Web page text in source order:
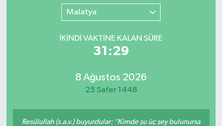
Malatya
İKINDI VAKTİNE KALAN SÜRE
31:29
8 Ağustos 2026
25 Safer 1448
Resûlullah (s.a.v.) buyurdular: “Kimde şu üç şey bulunursa
Resmi İlanlar
İzmir Trafik Yoğunluk Haritası
Süper Lig Puan Durumu ve Fikstür
Haber Arşivi